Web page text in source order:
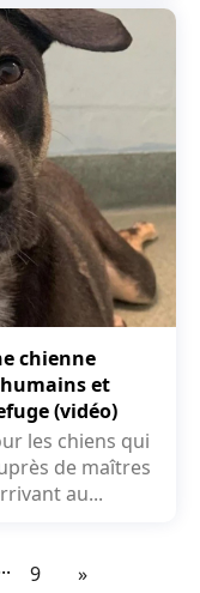
chienne
et
(vidéo)
les chiens qui
de maîtres
au...
9 »